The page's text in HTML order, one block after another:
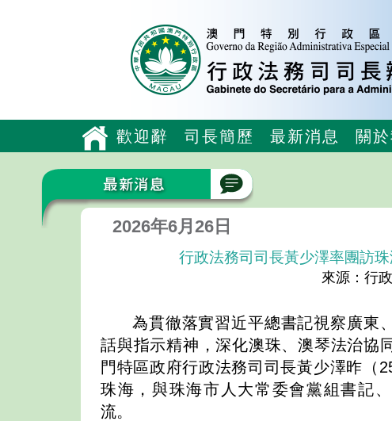
歡迎辭 司長簡歷 最新消息 關
2026年6月26日
行政法務司司長黃少澤率團訪
來源：行
為貫徹落實習近平總書記視察廣東
話與指示精神，深化澳珠、澳琴法治協
門特區政府行政法務司司長黃少澤昨（
珠海，與珠海市人大常委會黨組書記
流。